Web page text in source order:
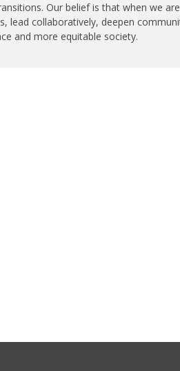
Our belief is that when we
lead collaboratively, deepen
and more equitable society.